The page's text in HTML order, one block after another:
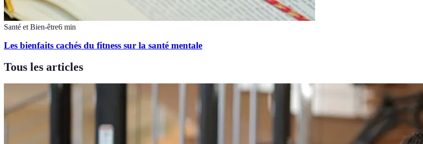
Santé et Bien-être6 min
Les bienfaits cachés du fitness sur la santé mentale
Tous les articles